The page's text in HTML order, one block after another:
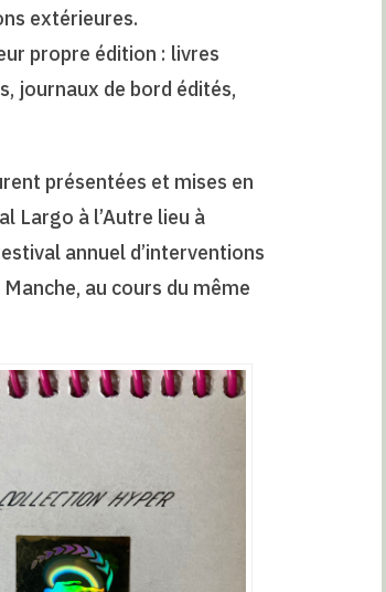
extérieures.
propre édition : livres
journaux de bord édités,
présentées et mises en
Largo à l’Autre lieu à
annuel d’interventions
au cours du même